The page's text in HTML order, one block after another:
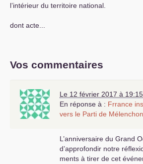
l’intérieur du territoire national.
dont acte...
Vos commentaires
Le 12 février 2017 à 19:15
En réponse à : Frrance
vers le Parti de Mélenchon
L’anni­ver­saire du Grand
d’appro­fon­dir notre
ments à tirer de cet